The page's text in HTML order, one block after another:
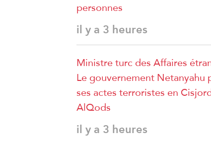
personnes
il y a 3 heures
Ministre turc des Affaires
Le gouvernement Netanyahu
ses actes terroristes en
AlQods
il y a 3 heures